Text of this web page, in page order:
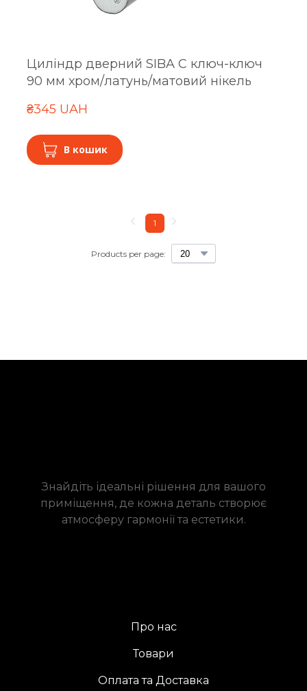
Циліндр дверний SIBA C ключ-ключ
90 мм хром/латунь/матовий нікель
₴345 UAH
В кошик
Products per page:
1
Знайдіть ідеальні рішення для вашого
приміщення, де кожна деталь створює
атмосферу гармонії та естетики.
Про нас
Товари
Оплата та Доставка